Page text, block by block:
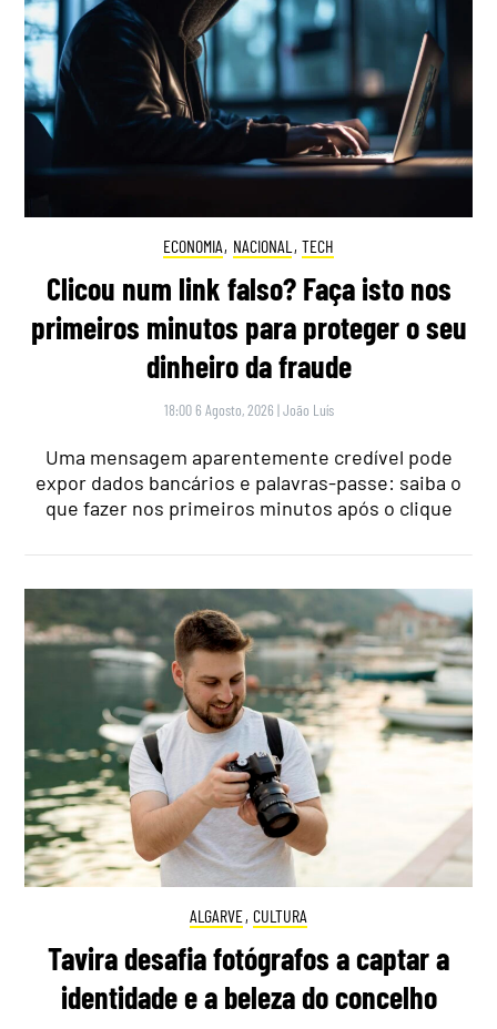
ECONOMIA, NACIONAL , TECH
Clicou num link falso? Faça isto nos
primeiros minutos para proteger o seu
dinheiro da fraude
18:00 6 Agosto, 2026 |João Luís
Uma mensagem aparentemente credível pode
expor dados bancários e palavras-passe: saiba o
que fazer nos primeiros minutos após o clique
ALGARVE, CULTURA
Tavira desafia fotógrafos a captar a
identidade e a beleza do concelho